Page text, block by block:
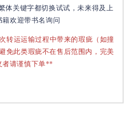
体关键字都切换试试，未来得及上
籍欢迎带书名询问
转运运输过程中带来的瑕疵（如撞
免此类瑕疵不在售后范围内，完美
者请谨慎下单**